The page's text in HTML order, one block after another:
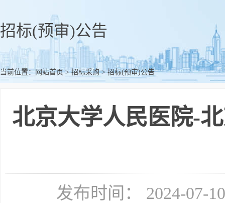
招标(预审)公告
当前位置：网站首页>招标采购>招标(预审)公告
北京大学人民医院-
发布时间： 2024-07-